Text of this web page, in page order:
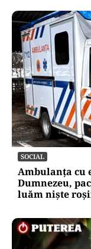
SOCIAL
Ambulanța cu
Dumnezeu,
luăm niște